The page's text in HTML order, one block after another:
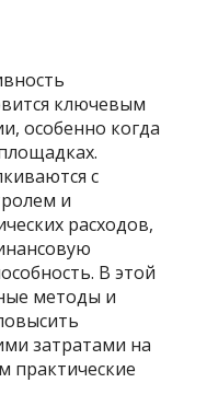
ключевым
особенно когда
с
и
расходов,
В этой
методы и
затратами на
практические